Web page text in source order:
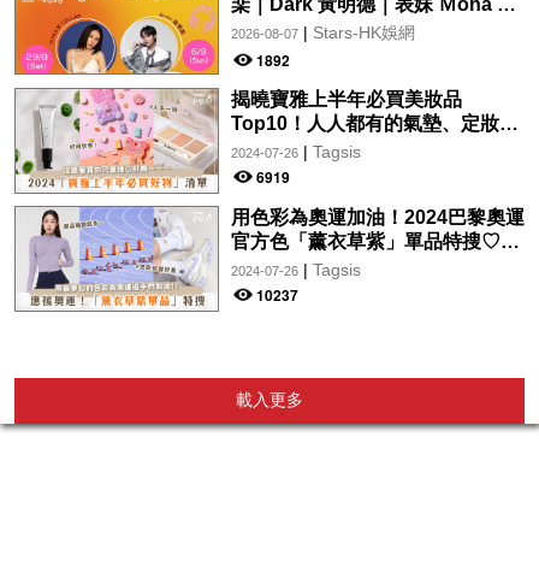
棐｜Dark 黃明德｜表妹 Ｍona 8
月29日起登陸L5維港空中花園 |
wwwtc mall 首度呈獻「Music
2026-08-07| Stars-HK娛網
1892
揭曉寶雅上半年必買美妝品
Top10！人人都有的氣墊、定妝噴
霧、保養品～幫你找到最值得入手
的好物♡
2024-07-26| Tagsis
6919
用色彩為奧運加油！2024巴黎奧運
官方色「薰衣草紫」單品特搜♡讓
你從頭到腳、隨時充滿奧運氛圍～
2024-07-26| Tagsis
10237
載入更多